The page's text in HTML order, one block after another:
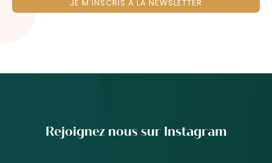
JE M'INSCRIS À LA NEWSLETTER
Rejoignez nous sur Instagram